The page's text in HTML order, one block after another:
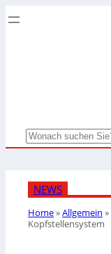
Search
NEWS
Home»Allgemein »
Kopfstellensystem